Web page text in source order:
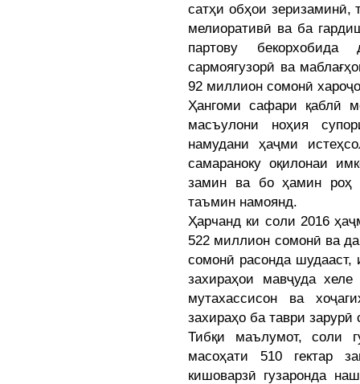
сатҳи обҳои зеризаминӣ,
мелиоративӣ ва ба
партову
сармоягузорӣ ва
92 миллион сомонӣ
Ҳангоми сафари қаблӣ
масъулони ноҳия
намудани ҳаҷми
самараноку оқилонаи
замин ва бо ҳамин роҳ
таъмин намоянд.
Ҳарчанд ки соли 2016
522 миллион сомонӣ ва
сомонӣ расонда
захираҳои мавҷуда
мутахассисон ва
захираҳо ба таври
Тибқи маълумот, соли
масоҳати 510 гектар
кишоварзӣ гузаронда